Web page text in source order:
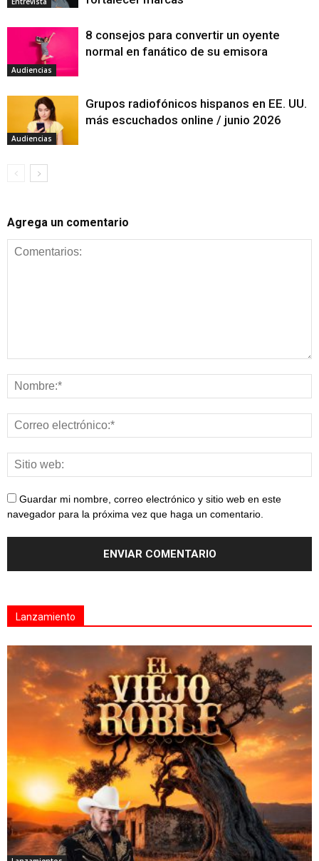
Audiencias
8 consejos para convertir un oyente
normal en fanático de su emisora
Audiencias
Grupos radiofónicos hispanos en EE. UU.
más escuchados online / junio 2026
Agrega un comentario
Guardar mi nombre, correo electrónico y sitio web en este
navegador para la próxima vez que haga un comentario.
Lanzamiento